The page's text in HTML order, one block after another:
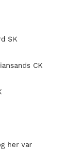
SK
CK
her var